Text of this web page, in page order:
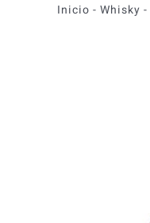
Inicio - Whisky -